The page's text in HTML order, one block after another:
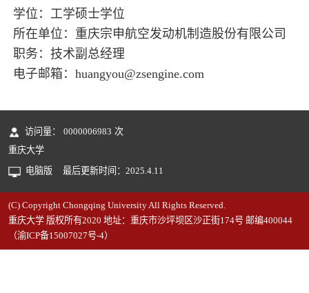
学位：工学硕士学位
所在单位：重庆宗申航空发动机制造股份有限公司
职务：技术副总经理
电子邮箱： huangyou@zsengine.com
访问量： 0000006983 次
重庆大学
电脑版
最后更新时间： 2025.4.11
(C) Copyright Chongqing University All Rights Reserved.
重庆大学 版权所有2020 地址：重庆市沙坪坝区沙正街174号 邮编400044
（渝ICP备15007027号-4）